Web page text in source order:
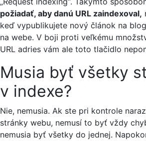
požiadať, aby danú URL zaindexoval,
keď vypublikujete nový článok na
na webe. V boji proti veľkému
URL adries vám ale toto tlačidlo
Musia byť všetky
v indexe?
Nie, nemusia. Ak ste pri kontrole
stránky webu, nemusí to byť vždy
nemusia byť všetky do jednej.